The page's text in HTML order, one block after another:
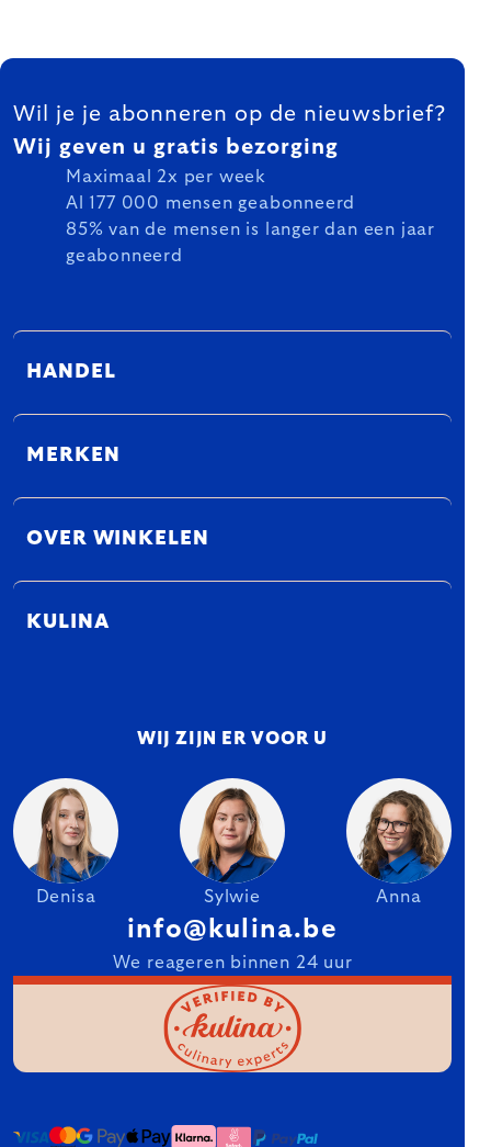
FOOTER
Wil je je abonneren op de nieuwsbrief?
Wij geven u gratis bezorging
Maximaal 2x per week
Al 177 000 mensen geabonneerd
85% van de mensen is langer dan een jaar
geabonneerd
HANDEL
MERKEN
OVER WINKELEN
KULINA
WIJ ZIJN ER VOOR U
Denisa Sylwie Anna
info@kulina.be
We reageren binnen 24 uur